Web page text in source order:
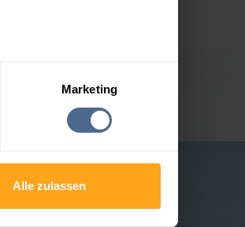
Marketing
Alle zulassen